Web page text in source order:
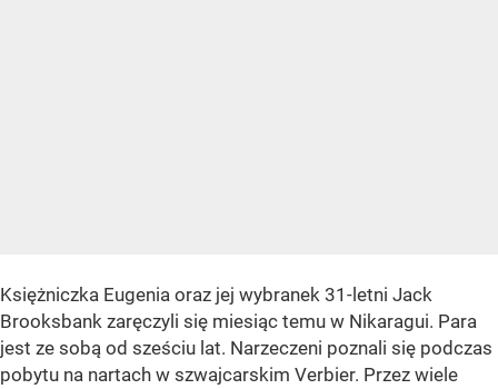
Księżniczka Eugenia oraz jej wybranek 31-letni Jack
Brooksbank zaręczyli się miesiąc temu w Nikaragui. Para
jest ze sobą od sześciu lat. Narzeczeni poznali się podczas
pobytu na nartach w szwajcarskim Verbier. Przez wiele